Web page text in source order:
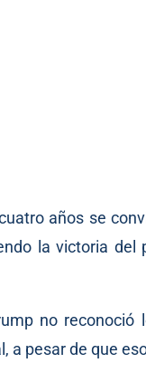
años se
la victoria
no reconoció
a pesar de que